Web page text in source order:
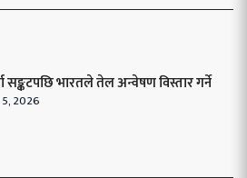
सङ्कटपछि भारतले तेल अन्वेषण विस्तार गर्ने
5, 2026